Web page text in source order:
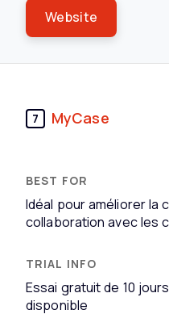
Website
7 MyCase
Idéal pour améliorer la
collaboration avec les
Essai gratuit de 10
disponible